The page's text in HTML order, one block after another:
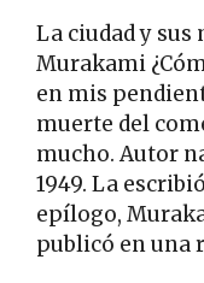
La ciudad y
Murakami
en mis
muerte del
mucho. Autor
1949. La
epílogo,
publicó en una